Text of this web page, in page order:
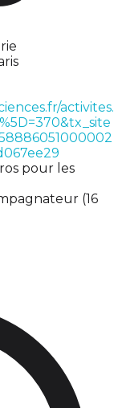
activites.
pour les
(16